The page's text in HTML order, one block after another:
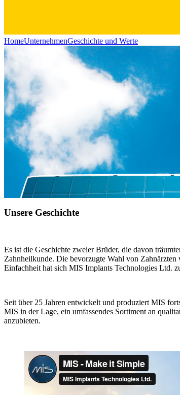
HomeUnternehmenGeschichte und Werte
Unsere Geschichte
Es ist die Geschichte zweier Brüder, die davon
Zahnheilkunde. Die bevorzugte Wahl von
Einfachheit hat sich MIS Implants Technologies Ltd.
Seit über 25 Jahren entwickelt und produziert MIS
MIS in der Lage, ein umfassendes Sortiment an
anzubieten.